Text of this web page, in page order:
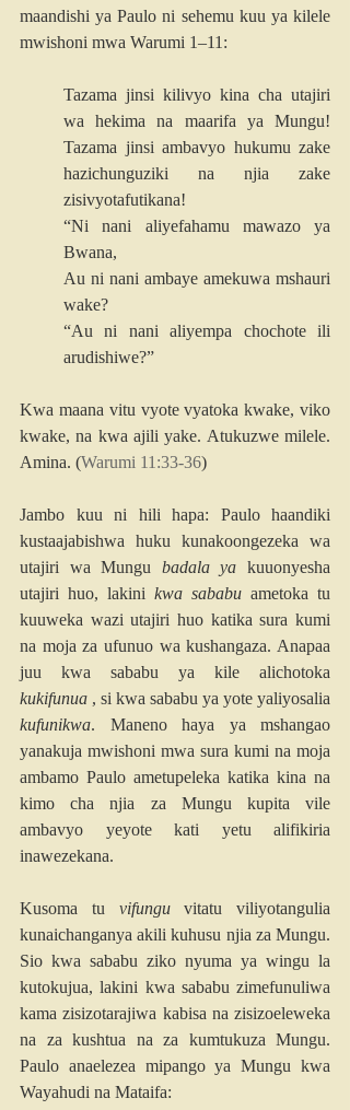
maandishi ya Paulo ni sehemu kuu ya kilele
mwishoni mwa Warumi 1–11:
Tazama jinsi kilivyo kina cha utajiri
wa hekima na maarifa ya Mungu!
Tazama jinsi ambavyo hukumu zake
hazichunguziki na njia zake
zisivyotafutikana!
“Ni nani aliyefahamu mawazo ya
Bwana,
Au ni nani ambaye amekuwa mshauri
wake?
“Au ni nani aliyempa chochote ili
arudishiwe?”
Kwa maana vitu vyote vyatoka kwake, viko
kwake, na kwa ajili yake. Atukuzwe milele.
Amina. (Warumi 11:33-36)
Jambo kuu ni hili hapa: Paulo haandiki
kustaajabishwa huku kunakoongezeka wa
utajiri wa Mungu badala ya kuuonyesha
utajiri huo, lakini kwa sababu ametoka tu
kuuweka wazi utajiri huo katika sura kumi
na moja za ufunuo wa kushangaza. Anapaa
kukifunua
kufunikwa. Maneno haya ya mshangao
yanakuja mwishoni mwa sura kumi na moja
ambamo Paulo ametupeleka katika kina na
kimo cha njia za Mungu kupita vile
ambavyo yeyote kati yetu alifikiria
inawezekana.
Kusoma tu vifungu vitatu viliyotangulia
kunaichanganya akili kuhusu njia za Mungu.
Sio kwa sababu ziko nyuma ya wingu la
kutokujua, lakini kwa sababu zimefunuliwa
kama zisizotarajiwa kabisa na zisizoeleweka
na za kushtua na za kumtukuza Mungu.
Paulo anaelezea mipango ya Mungu kwa
Wayahudi na Mataifa: